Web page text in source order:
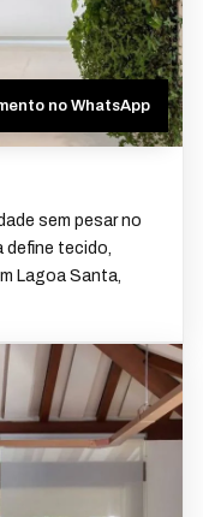
sem pesar no
define tecido,
Lagoa Santa,
no WhatsApp